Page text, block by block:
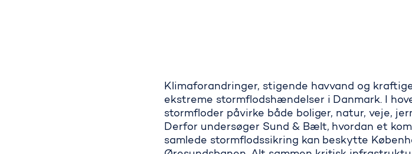
Klimaforandringer, stigende havvand og
ekstreme stormflodshændelser i Danmark. I
stormfloder påvirke både boliger, natur, veje,
Derfor undersøger Sund & Bælt, hvordan et
samlede stormflodssikring kan beskytte